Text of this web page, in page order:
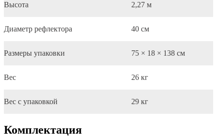
Высота 2,27 м
Диаметр рефлектора 40 см
Размеры упаковки 75 × 18 × 138 см
Вес 26 кг
Вес с упаковкой 29 кг
Комплектация